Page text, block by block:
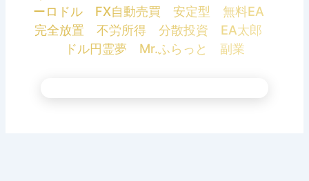
ーロドル FX自動売買 安定型 無料EA
完全放置 不労所得 分散投資 EA太郎
ドル円霊夢 Mr.ふらっと 副業